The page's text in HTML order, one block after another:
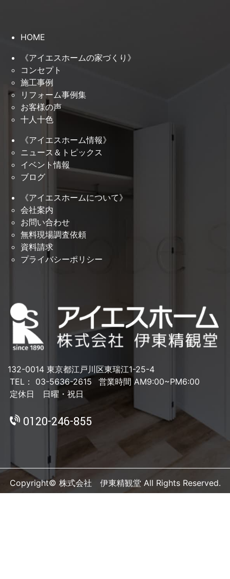
HOME
《アイエスホームの家づくり》
コンセプト
施工事例
リフォーム事例集
お客様の声
十人十色
《アイエスホーム情報》
ニュース＆トピックス
イベント情報
ブログ
《アイエスホームについて》
会社案内
お問い合わせ
無料現場調査依頼
資料請求
プライバシーポリシー
132-0014 東京都江戸川区東瑞江1-25-4
TEL： 03-5636-2615
営業時間 AM9:00~PM6:00
定休日 日曜・祝日
0120-246-855
Copyright© 株式会社 伊東精観堂 All Rights Reserved.